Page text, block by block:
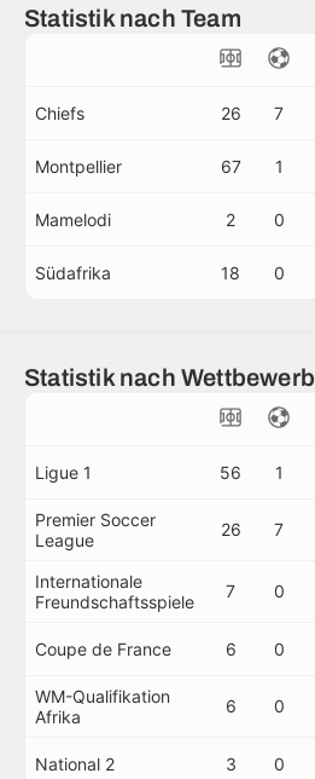
Statistik nach Team
Chiefs 26 7
Montpellier 67 1
Mamelodi 2 0
Südafrika 18 0
Statistik nach Wettbewerb
Ligue 1 56 1
Premier Soccer
League
26 7
Internationale
Freundschaftsspiele
7 0
Coupe de France 6 0
WM-Qualifikation
Afrika
6 0
National 2 3 0